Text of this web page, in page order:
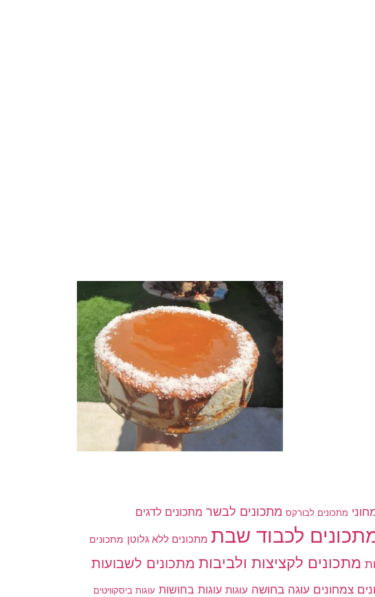
מתכונים לבורקס מתכונים לבשר מתכונים לדגים
לכבוד שבת מתכונים ללא גלוטן מתכונים
מתכונים לקציצות ולביבות מתכונים לשבועות
צמחונים עוגה בחושה עוגות עוגות בחושות עוגות ביסקוויטים